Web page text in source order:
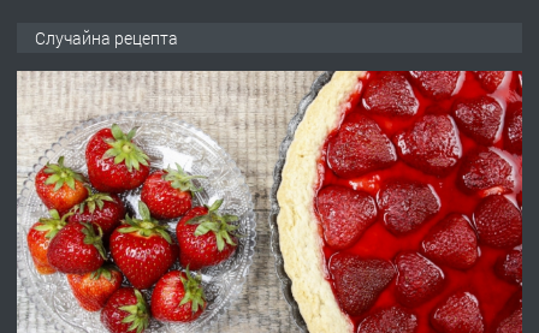
АПАРТАМЕНТ В ЦЕНТЪРА НА ГР.
ХАСКОВО
преди 3 дни
ПРЕДЛАГА Давам гараж под наем
преди 3 дни
Случайна рецепта